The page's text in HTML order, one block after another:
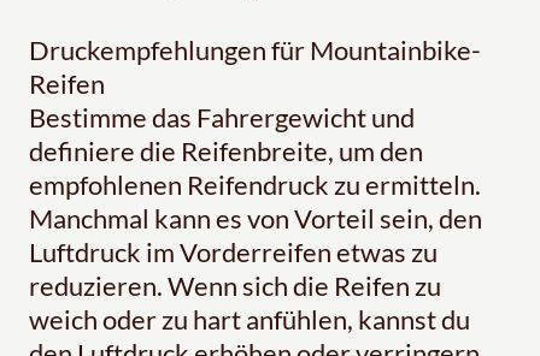
Druckempfehlungen für Mountainbike-
Reifen
Bestimme das Fahrergewicht und
definiere die Reifenbreite, um den
empfohlenen Reifendruck zu ermitteln.
Manchmal kann es von Vorteil sein, den
Luftdruck im Vorderreifen etwas zu
reduzieren. Wenn sich die Reifen zu
weich oder zu hart anfühlen, kannst du